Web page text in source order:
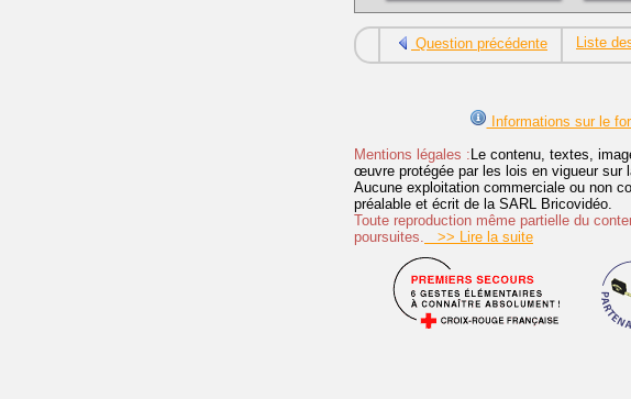
Question précédente Liste
Informations sur le
Mentions légales : Le contenu, textes,
œuvre protégée par les lois en vigueur sur
Aucune exploitation commerciale ou non
préalable et écrit de la SARL Bricovidéo.
Toute reproduction même partielle du
poursuites. >> Lire la suite